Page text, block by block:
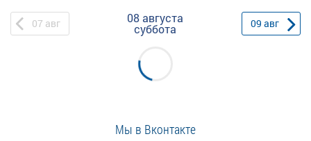
07 авг 08 августа
суббота 09 авг
Мы в Вконтакте